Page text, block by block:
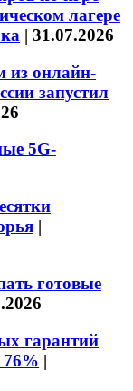
лагере
| 31.07.2026
из онлайн-
запустил
5G-
|
готовые
гарантий
76% |